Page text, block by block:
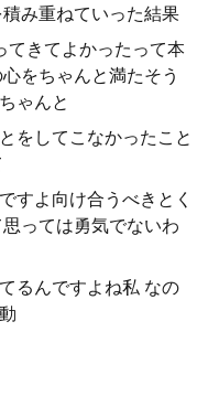
み重ねていった結果
てきてよかったって本
をちゃんと満たそう
ゃんと
をしてこなかったこと
すよ向け合うべきとく
っては勇気でないわ
るんですよね私 なの